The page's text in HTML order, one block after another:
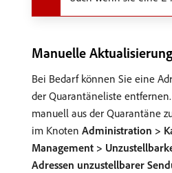
Manuelle
Bei Bedarf können Sie eine
der Quarantäneliste
manuell aus der Quarantäne
im Knoten Administration >
Management >
Adressen unzustellbarer